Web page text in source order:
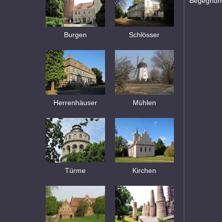
Burgen Schlösser
Herrenhäuser Mühlen
Türme Kirchen